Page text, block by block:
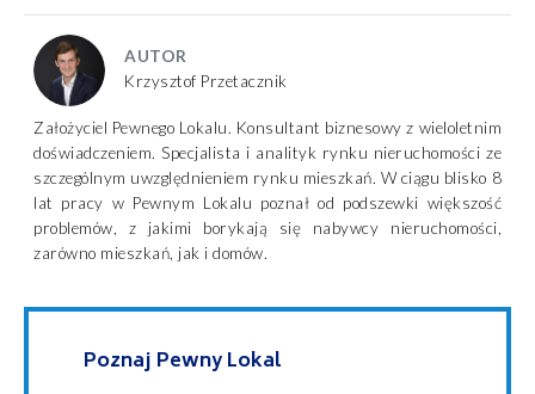
AUTOR
Krzysztof Przetacznik
Założyciel Pewnego Lokalu. Konsultant biznesowy z wieloletnim
doświadczeniem. Specjalista i analityk rynku nieruchomości ze
szczególnym uwzględnieniem rynku mieszkań. W ciągu blisko 8
lat pracy w Pewnym Lokalu poznał od podszewki większość
problemów, z jakimi borykają się nabywcy nieruchomości,
zarówno mieszkań, jak i domów.
Poznaj Pewny Lokal